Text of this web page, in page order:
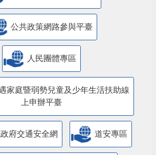
公共政策網路參與平臺
人民團體專區
家庭暨弱勢兒童及少年生活扶助線
上申辦平臺
府交通安全網 道安專區